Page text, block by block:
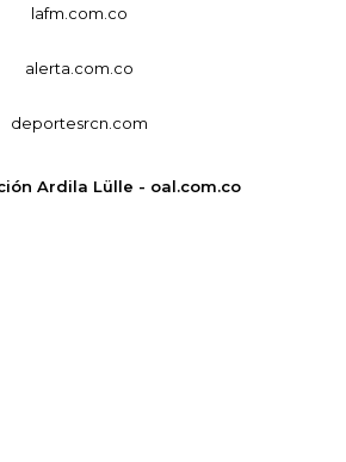
lafm.com.co
alerta.com.co
deportesrcn.com
Ardila Lülle - oal.com.co